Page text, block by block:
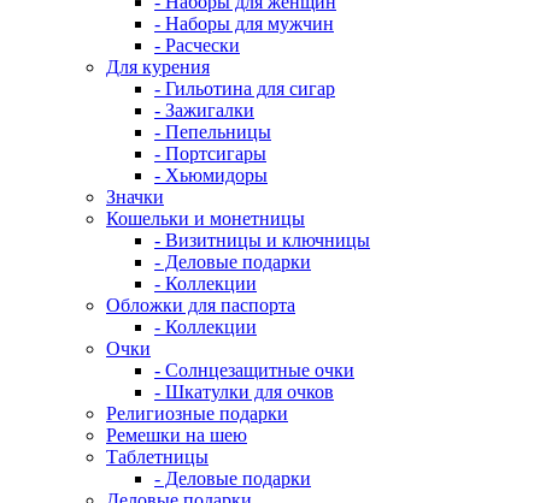
- Наборы для мужчин
- Расчески
Для курения
- Гильотина для сигар
- Зажигалки
- Пепельницы
- Портсигары
- Хьюмидоры
Значки
Кошельки и монетницы
- Визитницы и ключницы
- Деловые подарки
- Коллекции
Обложки для паспорта
- Коллекции
Очки
- Солнцезащитные очки
- Шкатулки для очков
Религиозные подарки
Ремешки на шею
Таблетницы
- Деловые подарки